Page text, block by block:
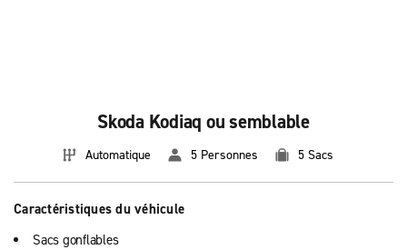
Skoda Kodiaq ou semblable
Automatique 5 Personnes 5 Sacs
Caractéristiques du véhicule
Sacs gonflables